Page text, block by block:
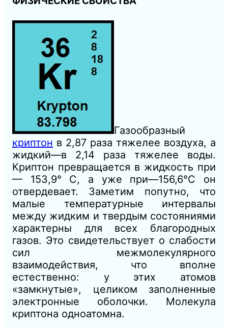
Газообразный
криптон в 2,87 раза тяжелее воздуха, а
жидкий—в 2,14 раза тяжелее воды.
Криптон превращается в жидкость при
— 153,9° С, а уже при—156,6°С он
отвердевает. Заметим попутно, что
малые температурные интервалы
между жидким и твердым состояниями
характерны для всех благородных
газов. Это свидетельствует о слабости
сил межмолекулярного
взаимодействия, что вполне
естественно: у этих атомов
«замкнутые», целиком заполненные
электронные оболочки. Молекула
криптона одноатомна.